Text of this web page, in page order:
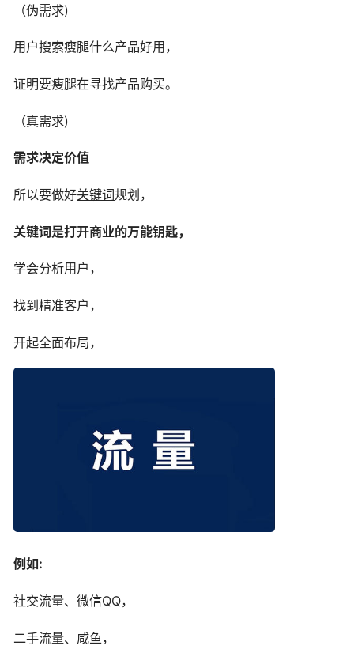
（伪需求)
用户搜索瘦腿什么产品好用，
证明要瘦腿在寻找产品购买。
（真需求)
需求决定价值
所以要做好关键词规划，
关键词是打开商业的万能钥匙，
学会分析用户，
找到精准客户，
开起全面布局，
例如:
社交流量、微信QQ，
二手流量、咸鱼，